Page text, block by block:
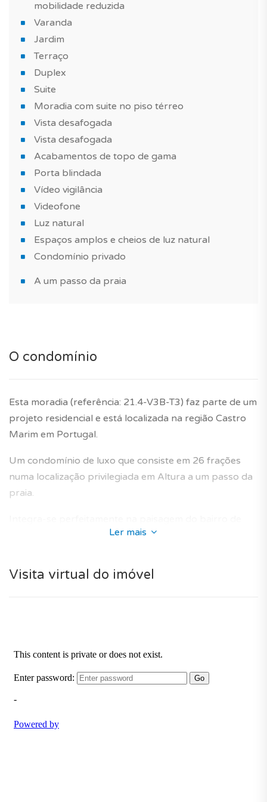
Agende já a sua visita!
Mais informações sobre este ou outro imóvel e
marcações de visita, contacte-nos.
*As características e imagens do imóvel têm carácter
informativo e não dispensa a visita ao imóvel.
mobilidade reduzida
Varanda
Jardim
Terraço
Duplex
Suite
Moradia com suite no piso térreo
Vista desafogada
Vista desafogada
Acabamentos de topo de gama
Porta blindada
Vídeo vigilância
Videofone
Luz natural
Espaços amplos e cheios de luz natural
Condomínio privado
A um passo da praia
O condomínio
Esta moradia (referência: 21.4-V3B-T3) faz parte de um
projeto residencial e está localizada na região Castro
Marim em Portugal.
Um condomínio de luxo que consiste em 26 frações
numa localização privilegiada em Altura a um passo da
praia.
Altura e oferece moradias cujo design de interiores
necessidades dos futuros proprietários, com um
acessos, zona calma, espaços verdes, golf, marina,
aeroporto, comércios, praia, escolas, hospital,
dos residentes uma magnífica piscina no condomínio.
Ler mais
Visita virtual do imóvel